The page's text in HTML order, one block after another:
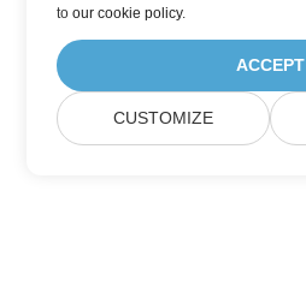
toour cookie policy.
ACCEPT
CUSTOMIZE